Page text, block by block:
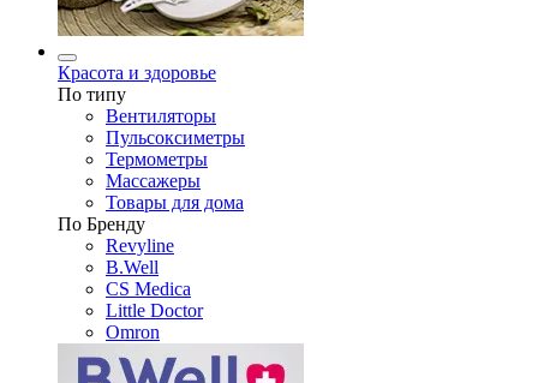
Красота и здоровье
По типу
Вентиляторы
Пульсоксиметры
Термометры
Массажеры
Товары для дома
По Бренду
Revyline
B.Well
CS Medica
Little Doctor
Omron